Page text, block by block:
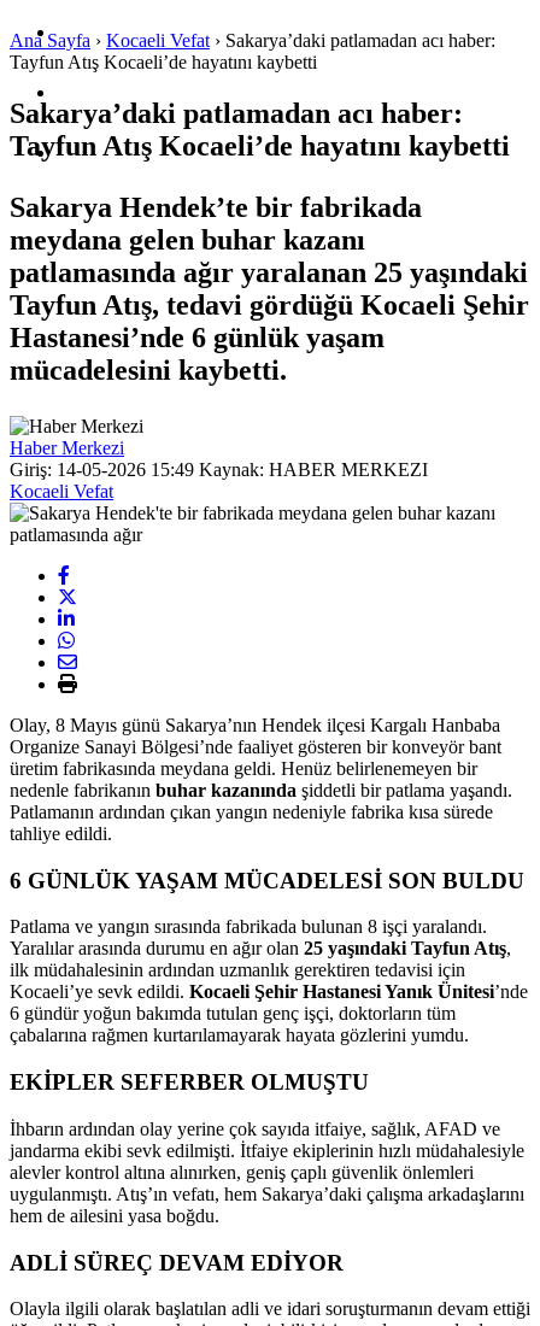
SPOR
SAĞLIK
Ana Sayfa › Kocaeli Vefat › Sakarya’daki patlamadan acı haber:
Tayfun Atış Kocaeli’de hayatını kaybetti
Sakarya’daki patlamadan acı haber:
Tayfun Atış Kocaeli’de hayatını kaybetti
Sakarya Hendek’te bir fabrikada
meydana gelen buhar kazanı
patlamasında ağır yaralanan 25 yaşındaki
Tayfun Atış, tedavi gördüğü Kocaeli Şehir
Hastanesi’nde 6 günlük yaşam
mücadelesini kaybetti.
Haber Merkezi
Giriş: 14-05-2026 15:49 Kaynak: HABER MERKEZI
Kocaeli Vefat
Olay, 8 Mayıs günü Sakarya’nın Hendek ilçesi Kargalı Hanbaba
Organize Sanayi Bölgesi’nde faaliyet gösteren bir konveyör bant
üretim fabrikasında meydana geldi. Henüz belirlenemeyen bir
nedenle fabrikanın buhar kazanında şiddetli bir patlama yaşandı.
Patlamanın ardından çıkan yangın nedeniyle fabrika kısa sürede
tahliye edildi.
6 GÜNLÜK YAŞAM MÜCADELESİ SON BULDU
Patlama ve yangın sırasında fabrikada bulunan 8 işçi yaralandı.
Yaralılar arasında durumu en ağır olan 25 yaşındaki Tayfun Atış,
ilk müdahalesinin ardından uzmanlık gerektiren tedavisi için
Kocaeli’ye sevk edildi. Kocaeli Şehir Hastanesi Yanık Ünitesi’nde
6 gündür yoğun bakımda tutulan genç işçi, doktorların tüm
çabalarına rağmen kurtarılamayarak hayata gözlerini yumdu.
EKİPLER SEFERBER OLMUŞTU
İhbarın ardından olay yerine çok sayıda itfaiye, sağlık, AFAD ve
jandarma ekibi sevk edilmişti. İtfaiye ekiplerinin hızlı müdahalesiyle
alevler kontrol altına alınırken, geniş çaplı güvenlik önlemleri
uygulanmıştı. Atış’ın vefatı, hem Sakarya’daki çalışma arkadaşlarını
hem de ailesini yasa boğdu.
ADLİ SÜREÇ DEVAM EDİYOR
Olayla ilgili olarak başlatılan adli ve idari soruşturmanın devam ettiği